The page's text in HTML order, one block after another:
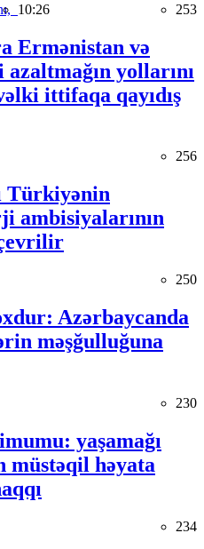
10:26 253
Ermənistan və
yollarını
ittifaqa qayıdış
256
Türkiyənin
ambisiyalarının
250
Azərbaycanda
məşğulluğuna
230
yaşamağı
müstəqil həyata
234